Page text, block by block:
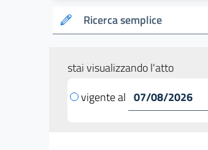
Ricerca semplice
stai visualizzando l'atto
vigente al